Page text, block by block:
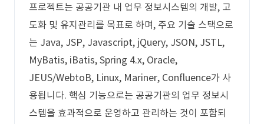
프로젝트는 공공기관 내 업무 정보시스템의 개발, 고
도화 및 유지관리를 목표로 하며, 주요 기술 스택으로
는 Java, JSP, Javascript, jQuery, JSON, JSTL,
MyBatis, iBatis, Spring 4.x, Oracle,
JEUS/WebtoB, Linux, Mariner, Confluence가 사
용됩니다. 핵심 기능으로는 공공기관의 업무 정보시
스템을 효과적으로 운영하고 관리하는 것이 포함되